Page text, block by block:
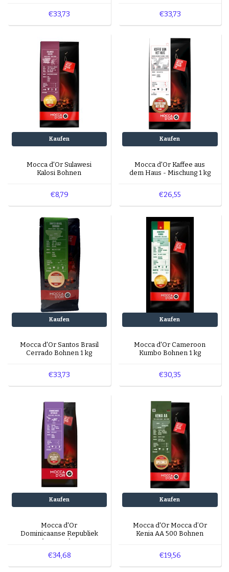
immer die perfekten Kaffeebohnen.
€33,73 €33,73
Kaufen
Mocca d'Or Sulawesi
Kalosi Bohnen
€8,79
Kaufen
Mocca d'Or Kaffee aus
dem Haus - Mischung 1 kg
€26,55
Kaufen
Mocca d'Or Santos Brasil
Cerrado Bohnen 1 kg
€33,73
Kaufen
Mocca d'Or Cameroon
Kumbo Bohnen 1 kg
€30,35
Kaufen
Mocca d'Or
Dominicaanse Republiek
bonen 1 kg
€34,68
Kaufen
Mocca d'Or Mocca d’Or
Kenia AA 500 Bohnen
€19,56